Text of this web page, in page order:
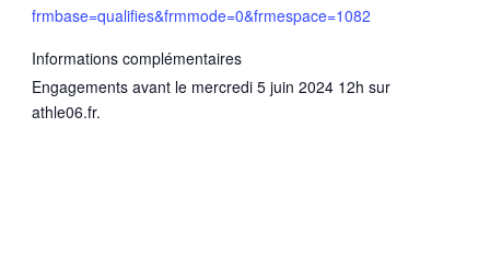
frmbase=qualifies&frmmode=0&frmespace=1082
Informations complémentaires
Engagements avant le mercredi 5 juin 2024 12h sur
athle06.fr.